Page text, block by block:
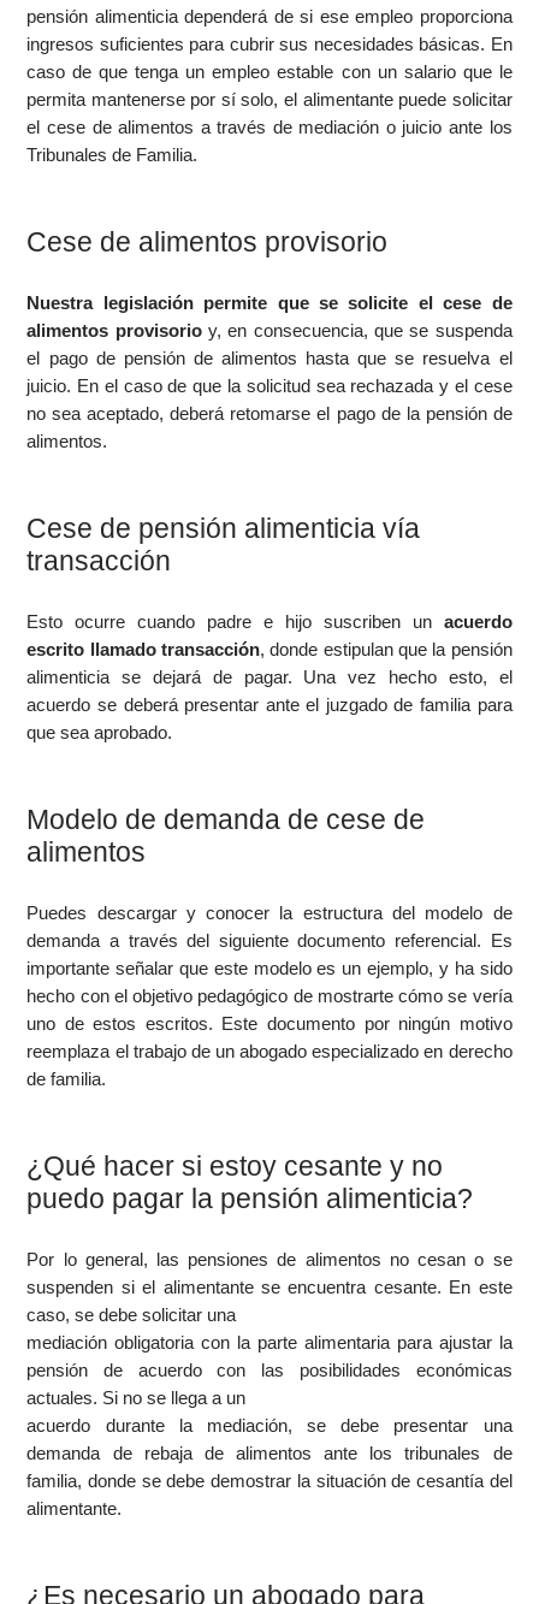
pensión alimenticia dependerá de si ese empleo proporciona
ingresos suficientes para cubrir sus necesidades básicas. En
caso de que tenga un empleo estable con un salario que le
permita mantenerse por sí solo, el alimentante puede solicitar
el cese de alimentos a través de mediación o juicio ante los
Tribunales de Familia.
Cese de alimentos provisorio
Nuestra legislación permite que se solicite el cese de
alimentos provisorioy, en consecuencia, que se suspenda
el pago de pensión de alimentos hasta que se resuelva el
juicio. En el caso de que la solicitud sea rechazada y el cese
no sea aceptado, deberá retomarse el pago de la pensión de
alimentos.
Cese de pensión alimenticia vía
transacción
Esto ocurre cuando padre e hijo suscriben un acuerdo
escrito llamado transacción, donde estipulan que la pensión
alimenticia se dejará de pagar. Una vez hecho esto, el
acuerdo se deberá presentar ante el juzgado de familia para
que sea aprobado.
Modelo de demanda de cese de
alimentos
Puedes descargar y conocer la estructura del modelo de
demanda a través del siguiente documento referencial. Es
importante señalar que este modelo es un ejemplo, y ha sido
hecho con el objetivo pedagógico de mostrarte cómo se vería
uno de estos escritos. Este documento por ningún motivo
reemplaza el trabajo de un abogado especializado en derecho
de familia.
¿Qué hacer si estoy cesante y no
puedo pagar la pensión alimenticia?
Por lo general, las pensiones de alimentos no cesan o se
suspenden si el alimentante se encuentra cesante. En este
caso, se debe solicitar una
mediación obligatoria con la parte alimentaria para ajustar la
pensión de acuerdo con las posibilidades económicas
actuales. Si no se llega a un
acuerdo durante la mediación, se debe presentar una
demanda de rebaja de alimentos ante los tribunales de
familia, donde se debe demostrar la situación de cesantía del
alimentante.
¿Es necesario un abogado para